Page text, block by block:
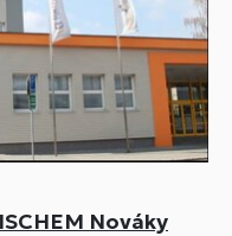
Nováky